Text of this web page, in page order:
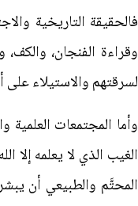
فالحقيقة التاريخية
وقراءة الفنجان،
لسرقتهم والاستيلاء
وأما المجتمعات
الغيب الذي لا يعلمه
المحتَّم والطبيعي أن